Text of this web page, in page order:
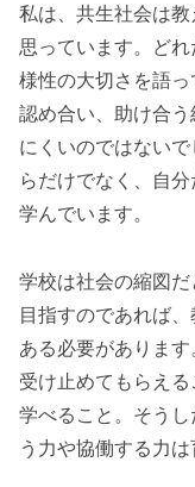
私は、共生社会は
思っています。ど
様性の大切さを語っ
認め合い、助け合
にくいのではない
らだけでなく、自
学んでいます。
学校は社会の縮図
目指すのであれば
ある必要がありま
受け止めてもらえ
学べること。そう
う力や協働する力